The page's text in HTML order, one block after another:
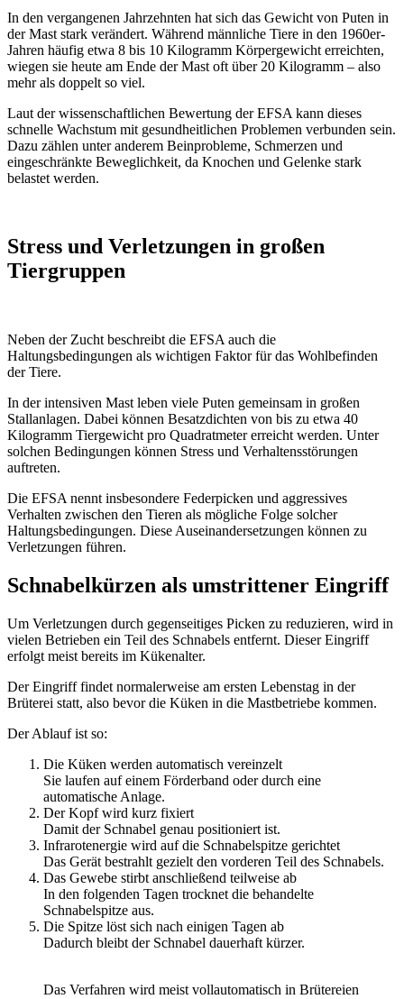
In den vergangenen Jahrzehnten hat sich das Gewicht von Puten in
der Mast stark verändert. Während männliche Tiere in den 1960er-
Jahren häufig etwa 8 bis 10 Kilogramm Körpergewicht erreichten,
wiegen sie heute am Ende der Mast oft über 20 Kilogramm – also
mehr als doppelt so viel.
Laut der wissenschaftlichen Bewertung der EFSA kann dieses
schnelle Wachstum mit gesundheitlichen Problemen verbunden sein.
Dazu zählen unter anderem Beinprobleme, Schmerzen und
eingeschränkte Beweglichkeit, da Knochen und Gelenke stark
belastet werden.
Stress und Verletzungen in großen
Tiergruppen
Neben der Zucht beschreibt die EFSA auch die
Haltungsbedingungen als wichtigen Faktor für das Wohlbefinden
der Tiere.
In der intensiven Mast leben viele Puten gemeinsam in großen
Stallanlagen. Dabei können Besatzdichten von bis zu etwa 40
Kilogramm Tiergewicht pro Quadratmeter erreicht werden. Unter
solchen Bedingungen können Stress und Verhaltensstörungen
auftreten.
Die EFSA nennt insbesondere Federpicken und aggressives
Verhalten zwischen den Tieren als mögliche Folge solcher
Haltungsbedingungen. Diese Auseinandersetzungen können zu
Verletzungen führen.
Schnabelkürzen als umstrittener Eingriff
Um Verletzungen durch gegenseitiges Picken zu reduzieren, wird in
vielen Betrieben ein Teil des Schnabels entfernt. Dieser Eingriff
erfolgt meist bereits im Kükenalter.
Der Eingriff findet normalerweise am ersten Lebenstag in der
Brüterei statt, also bevor die Küken in die Mastbetriebe kommen.
Der Ablauf ist so:
Die Küken werden automatisch vereinzelt
Sie laufen auf einem Förderband oder durch eine
automatische Anlage.
Der Kopf wird kurz fixiert
Damit der Schnabel genau positioniert ist.
Infrarotenergie wird auf die Schnabelspitze gerichtet
Das Gerät bestrahlt gezielt den vorderen Teil des Schnabels.
Das Gewebe stirbt anschließend teilweise ab
In den folgenden Tagen trocknet die behandelte
Schnabelspitze aus.
Die Spitze löst sich nach einigen Tagen ab
Dadurch bleibt der Schnabel dauerhaft kürzer.
Das Verfahren wird meist vollautomatisch in Brütereien